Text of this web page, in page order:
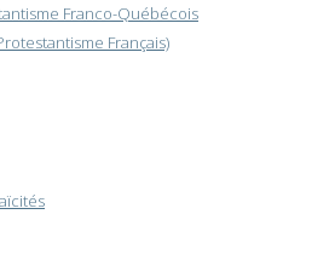
Franco-Québécois
Français)